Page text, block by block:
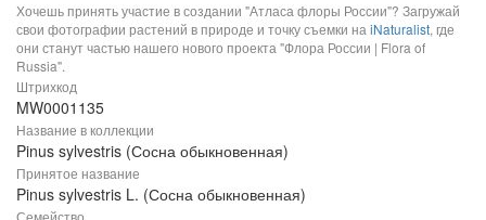
Хочешь принять участие в создании "Атласа флоры России"? Загружай
свои фотографии растений в природе и точку съемки на iNaturalist, где
они станут частью нашего нового проекта "Флора России | Flora of
Russia".
Штрихкод
MW0001135
Название в коллекции
Pinus sylvestris (Сосна обыкновенная)
Принятое название
Pinus sylvestris L. (Сосна обыкновенная)